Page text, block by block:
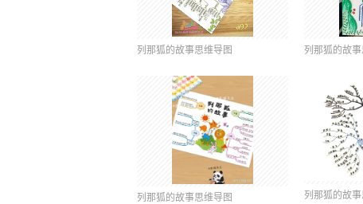
列那狐的故事思维导图 列那狐的故事
列那狐的故事思维导图 列那狐的故事